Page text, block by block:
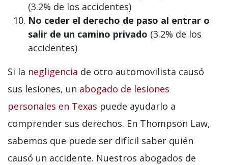
(3.2% de los accidentes)
No ceder el derecho de paso al entrar o
salir de un camino privado (3.2% de los
accidentes)
Si la negligencia de otro automovilista causó
sus lesiones, un abogado de lesiones
personales en Texas puede ayudarlo a
comprender sus derechos. En Thompson Law,
sabemos que puede ser difícil saber quién
causó un accidente. Nuestros abogados de